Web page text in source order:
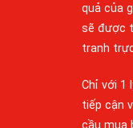
quả của
sẽ được
tranh
Chỉ với 1
tiếp cận
cầu mua